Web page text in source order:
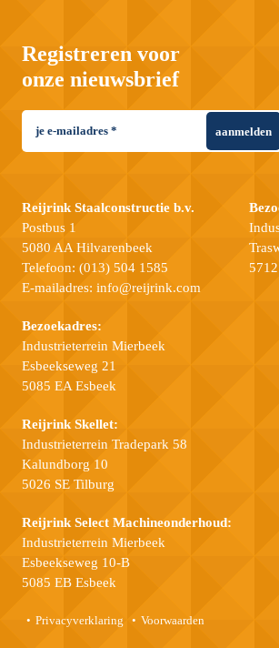
Registreren voor
onze nieuwsbrief
aanmelden
Reijrink Staalconstructie b.v.
Postbus 1
5080 AA Hilvarenbeek
Telefoon: (013) 504 1585
E-mailadres: info@reijrink.com
Bezoekadres:
Industrieterrein Mierbeek
Esbeekseweg 21
5085 EA Esbeek
Reijrink Skellet:
Industrieterrein Tradepark 58
Kalundborg 10
5026 SE Tilburg
Reijrink Select Machineonderhoud:
Industrieterrein Mierbeek
Esbeekseweg 10-B
5085 EB Esbeek
Privacyverklaring Voorwaarden